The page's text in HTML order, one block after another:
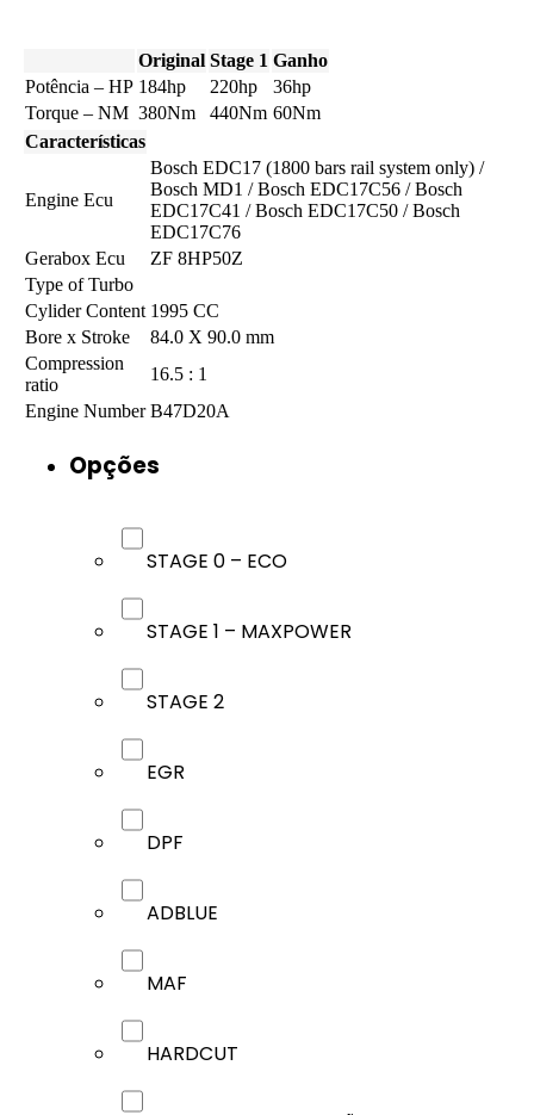
Original Stage 1 Ganho
Potência – HP 184hp 220hp
36hp
Torque – NM 380Nm 440Nm 60Nm
Características
Engine Ecu
Bosch EDC17 (1800 bars rail system only) /
Bosch MD1 / Bosch EDC17C56 / Bosch
EDC17C41 / Bosch EDC17C50 / Bosch
EDC17C76
Gerabox Ecu
ZF 8HP50Z
Type of Turbo
Cylider Content 1995 CC
Bore x Stroke
84.0 X 90.0 mm
Compression
ratio
16.5 : 1
Engine Number B47D20A
Opções
STAGE 0 – ECO
STAGE 1 – MAXPOWER
STAGE 2
EGR
DPF
ADBLUE
MAF
HARDCUT